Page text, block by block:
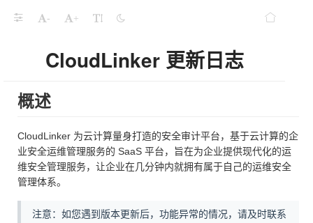
- +
CloudLinker 更新日志
概述
CloudLinker 为云计算量身打造的安全审计平台，基于云计算的企
业安全运维管理服务的 SaaS 平台，旨在为企业提供现代化的运
维安全管理服务，让企业在几分钟内就拥有属于自己的运维安全
管理体系。
注意：如您遇到版本更新后，功能异常的情况，请及时联系